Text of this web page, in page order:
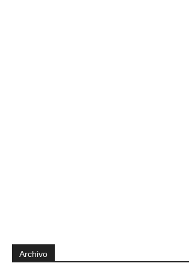
Archivo